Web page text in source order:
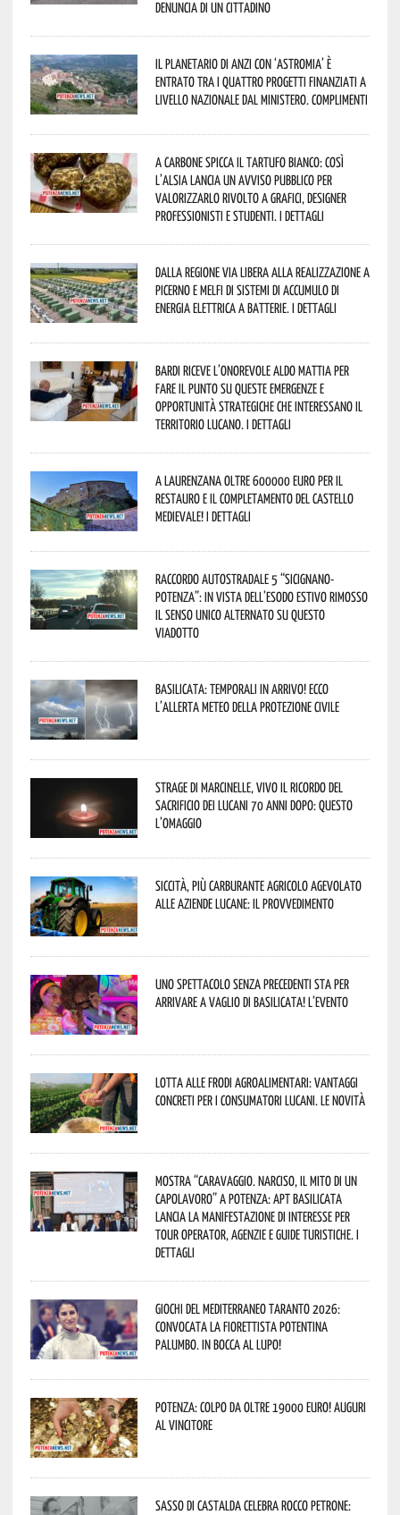
denuncia di un cittadino
Il Planetario di Anzi con ‘Astromia’ è
entrato tra i quattro progetti finanziati a
livello nazionale dal Ministero. Complimenti
A Carbone spicca il tartufo bianco: così
l’Alsia lancia un avviso pubblico per
valorizzarlo rivolto a grafici, designer
professionisti e studenti. I dettagli
Dalla Regione via libera alla realizzazione a
Picerno e Melfi di sistemi di accumulo di
energia elettrica a batterie. I dettagli
Bardi riceve l’onorevole Aldo Mattia per
fare il punto su queste emergenze e
opportunità strategiche che interessano il
territorio lucano. I dettagli
A Laurenzana oltre 600000 euro per il
restauro e il completamento del Castello
Medievale! I dettagli
Raccordo Autostradale 5 “Sicignano-
Potenza”: in vista dell’esodo estivo rimosso
il senso unico alternato su questo
viadotto
Basilicata: temporali in arrivo! Ecco
l’allerta meteo della Protezione civile
Strage di Marcinelle, vivo il ricordo del
sacrificio dei lucani 70 anni dopo: questo
l’omaggio
Siccità, più carburante agricolo agevolato
alle aziende lucane: il provvedimento
Uno spettacolo senza precedenti sta per
arrivare a Vaglio di Basilicata! L’evento
Lotta alle frodi agroalimentari: vantaggi
concreti per i consumatori lucani. Le novità
Mostra “Caravaggio. Narciso, il mito di un
capolavoro” a Potenza: APT Basilicata
lancia la manifestazione di interesse per
Tour Operator, Agenzie e Guide Turistiche. I
dettagli
Giochi del Mediterraneo Taranto 2026:
convocata la fiorettista potentina
Palumbo. In bocca al lupo!
Potenza: colpo da oltre 19000 Euro! Auguri
al vincitore
Sasso di Castalda celebra Rocco Petrone: